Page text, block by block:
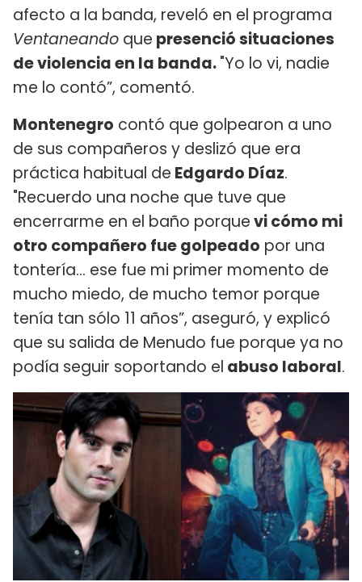
afecto a la banda, reveló en el programa
Ventaneando que presenció situaciones
de violencia en la banda."Yo lo vi, nadie
me lo contó”, comentó.
Montenegro contó que golpearon a uno
de sus compañeros y deslizó que era
práctica habitual de Edgardo Díaz.
"Recuerdo una noche que tuve que
encerrarme en el baño porquevi cómo mi
otro compañero fue golpeado por una
tontería... ese fue mi primer momento de
mucho miedo, de mucho temor porque
tenía tan sólo 11 años”, aseguró, y explicó
que su salida de Menudo fue porque ya no
podía seguir soportando el abuso laboral.